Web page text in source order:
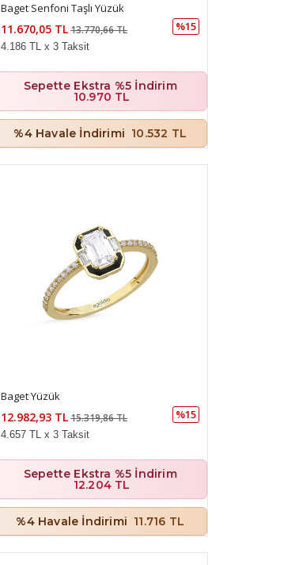
Baget Senfoni Taşlı Yüzük
11.670,05 TL13.770,66 TL %15
4.186 TL x 3 Taksit
Sepette Ekstra %5 İndirim
10.970 TL
%4 Havale İndirimi 10.532 TL
Baget Yüzük
12.982,93 TL15.319,86 TL %15
4.657 TL x 3 Taksit
Sepette Ekstra %5 İndirim
12.204 TL
%4 Havale İndirimi 11.716 TL